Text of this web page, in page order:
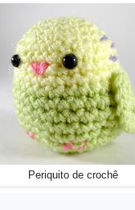
Periquito de crochê